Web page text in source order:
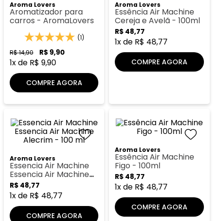
Aroma Lovers
Aromatizador para
carros - AromaLovers
(1)
R$14,90 R$ 9,90
1x de R$ 9,90
COMPRE AGORA
Aroma Lovers
Essência Air Machine
Cereja e Avelã - 100ml
R$ 48,77
1x de R$ 48,77
COMPRE AGORA
Aroma Lovers
Essencia Air Machine
Essencia Air Machine
R$ 48,77
1x de R$ 48,77
COMPRE AGORA
Aroma Lovers
Essência Air Machine
Figo - 100ml
R$ 48,77
1x de R$ 48,77
COMPRE AGORA
7º
101
8º
118
good girl
10º 108